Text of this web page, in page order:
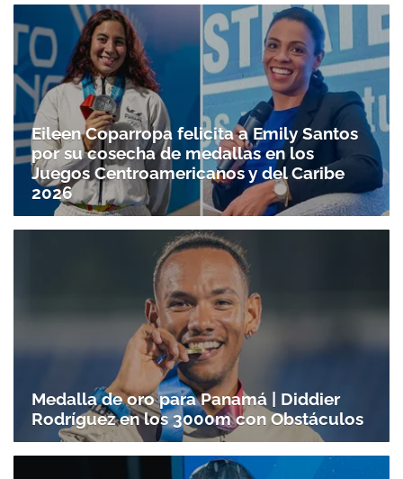
Eileen Coparropa felicita a Emily Santos
por su cosecha de medallas en los
Juegos Centroamericanos y del Caribe
2026
Medalla de oro para Panamá | Diddier
Rodríguez en los 3000m con Obstáculos